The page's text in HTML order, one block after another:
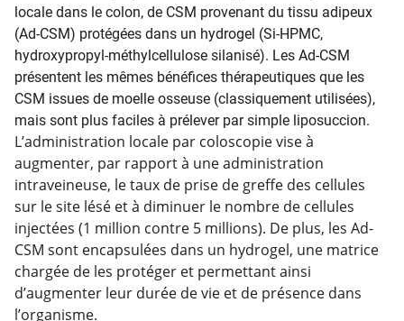
locale dans le colon, de CSM provenant du tissu adipeux
(Ad-CSM) protégées dans un hydrogel (Si-HPMC,
hydroxypropyl-méthylcellulose silanisé). Les Ad-CSM
présentent les mêmes bénéfices thérapeutiques que les
CSM issues de moelle osseuse (classiquement utilisées),
mais sont plus faciles à prélever par simple liposuccion.
L’administration locale par coloscopie vise à
augmenter, par rapport à une administration
intraveineuse, le taux de prise de greffe des cellules
sur le site lésé et à diminuer le nombre de cellules
injectées (1 million contre 5 millions). De plus, les Ad-
CSM sont encapsulées dans un hydrogel, une matrice
chargée de les protéger et permettant ainsi
d’augmenter leur durée de vie et de présence dans
l’organisme.